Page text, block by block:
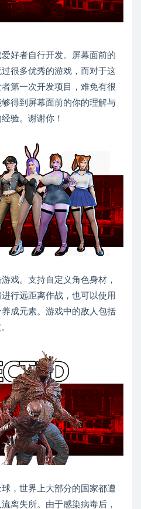
好者自行开发。屏幕面前的
很多优秀的游戏，而对于这
第一次开发项目，难免有很
得到屏幕面前的你的理解与
验。谢谢你！
戏。支持自定义角色身材，
行远距离作战，也可以使用
成元素。游戏中的敌人包括
，世界上大部分的国家都遭
离失所。由于感染病毒后，